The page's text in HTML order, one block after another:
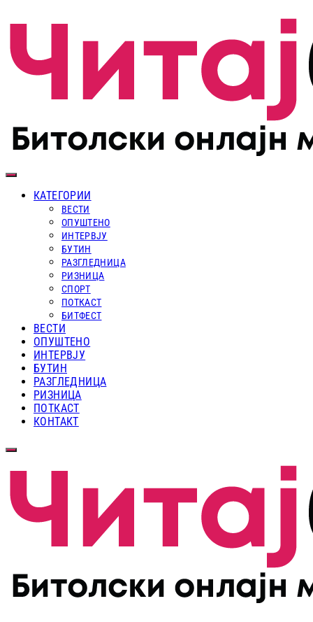
КАТЕГОРИИ
ВЕСТИ
ОПУШТЕНО
ИНТЕРВЈУ
БУТИН
РАЗГЛЕДНИЦА
РИЗНИЦА
СПОРТ
ПОТКАСТ
БИТФЕСТ
ВЕСТИ
ОПУШТЕНО
ИНТЕРВЈУ
БУТИН
РАЗГЛЕДНИЦА
РИЗНИЦА
ПОТКАСТ
КОНТАКТ